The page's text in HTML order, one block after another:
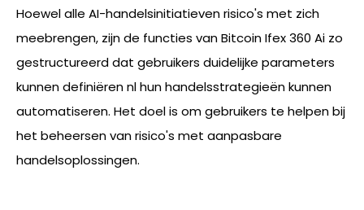
Hoewel alle AI-handelsinitiatieven risico's met zich
meebrengen, zijn de functies van Bitcoin Ifex 360 Ai zo
gestructureerd dat gebruikers duidelijke parameters
kunnen definiëren nl hun handelsstrategieën kunnen
automatiseren. Het doel is om gebruikers te helpen bij
het beheersen van risico's met aanpasbare
handelsoplossingen.